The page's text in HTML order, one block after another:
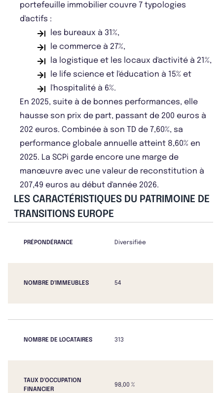
portefeuille immobilier couvre 7 typologies
d'actifs :
les bureaux à 31%,
le commerce à 27%,
la logistique et les locaux d'activité à 21%,
le life science et l'éducation à 15% et
l'hospitalité à 6%.
En 2025, suite à de bonnes performances, elle
hausse son prix de part, passant de 200 euros à
202 euros. Combinée à son TD de 7,60%, sa
performance globale annuelle atteint 8,60% en
2025. La SCPi garde encore une marge de
manœuvre avec une valeur de reconstitution à
207,49 euros au début d'année 2026.
LES CARACTÉRISTIQUES DU PATRIMOINE DE
TRANSITIONS EUROPE
PRÉPONDÉRANCE Diversifiée
NOMBRE D'IMMEUBLES 54
NOMBRE DE LOCATAIRES 313
TAUX D'OCCUPATION
FINANCIER
98,00 %